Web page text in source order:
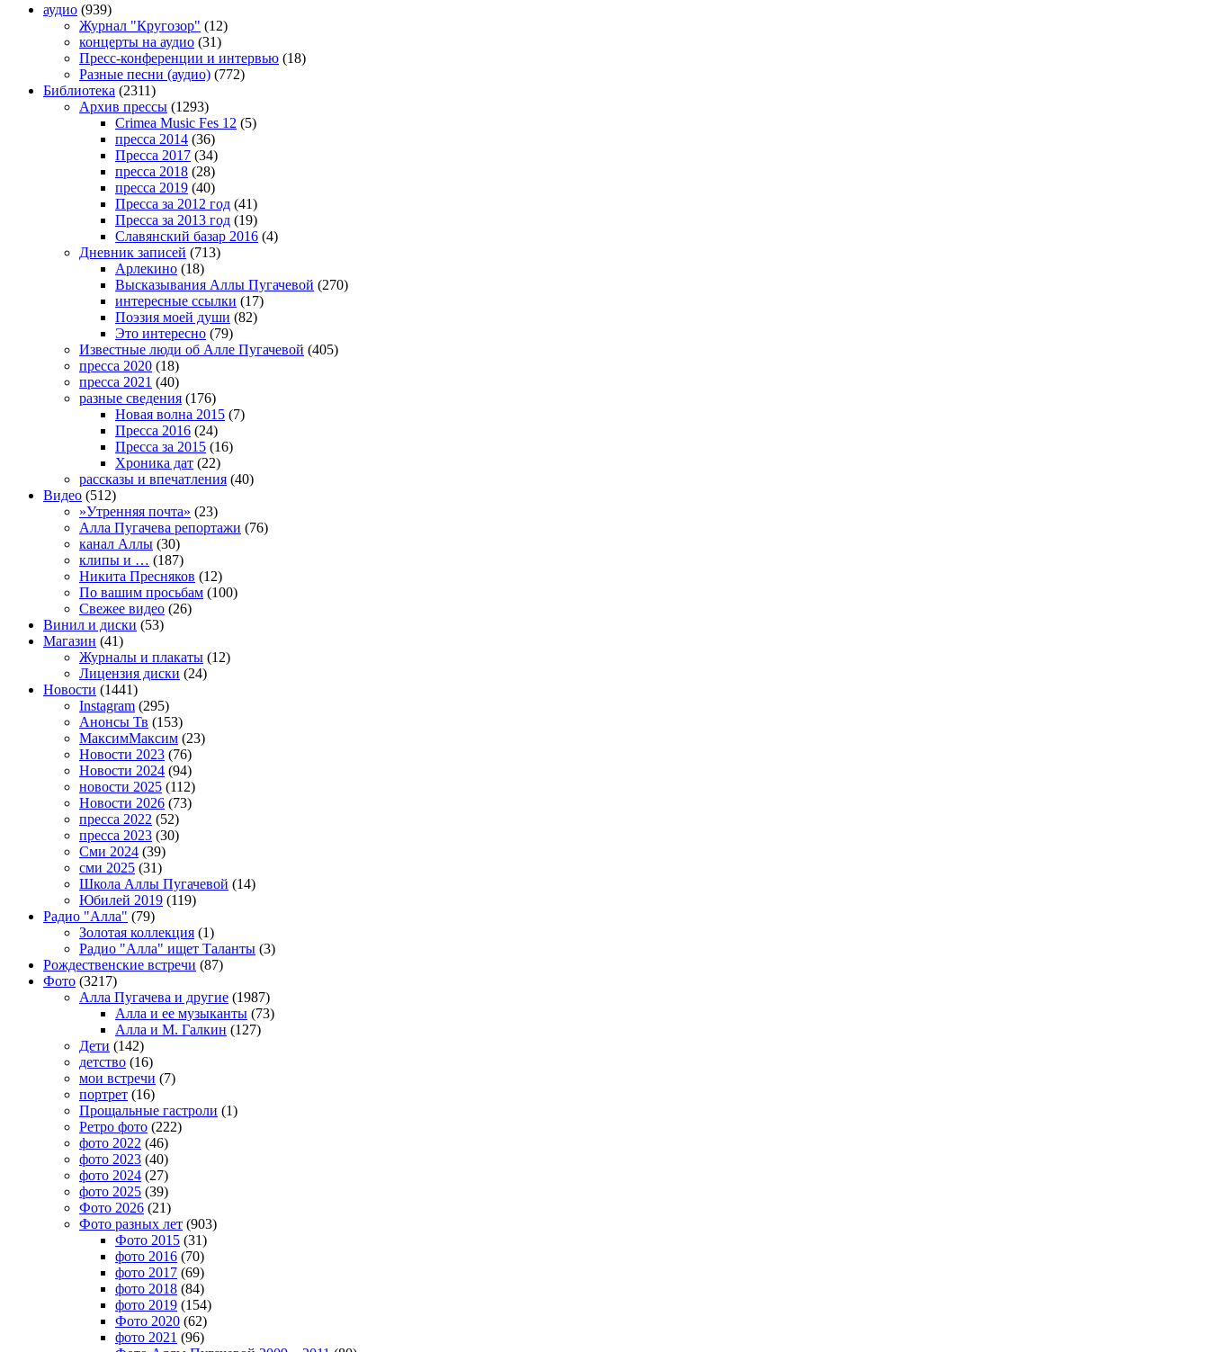
аудио (939)
Журнал "Кругозор" (12)
концерты на аудио (31)
Пресс-конференции и интервью (18)
Разные песни (аудио) (772)
Библиотека (2311)
Архив прессы (1293)
Crimea Music Fes 12 (5)
пресса 2014 (36)
Пресса 2017 (34)
пресса 2018 (28)
пресса 2019 (40)
Пресса за 2012 год (41)
Пресса за 2013 год (19)
Славянский базар 2016 (4)
Дневник записей (713)
Арлекино (18)
Высказывания Аллы Пугачевой (270)
интересные ссылки (17)
Поэзия моей души (82)
Это интересно (79)
Известные люди об Алле Пугачевой (405)
пресса 2020 (18)
пресса 2021 (40)
разные сведения (176)
Новая волна 2015 (7)
Пресса 2016 (24)
Пресса за 2015 (16)
Хроника дат (22)
рассказы и впечатления (40)
Видео (512)
»Утренняя почта» (23)
Алла Пугачева репортажи (76)
канал Аллы (30)
клипы и … (187)
Никита Пресняков (12)
По вашим просьбам (100)
Свежее видео (26)
Винил и диски (53)
Магазин (41)
Журналы и плакаты (12)
Лицензия диски (24)
Новости (1441)
Instagram (295)
Анонсы Тв (153)
МаксимМаксим (23)
Новости 2023 (76)
Новости 2024 (94)
новости 2025 (112)
Новости 2026 (73)
пресса 2022 (52)
пресса 2023 (30)
Сми 2024 (39)
сми 2025 (31)
Школа Аллы Пугачевой (14)
Юбилей 2019 (119)
Радио "Алла" (79)
Золотая коллекция (1)
Радио "Алла" ищет Таланты (3)
Рождественские встречи (87)
Фото (3217)
Алла Пугачева и другие (1987)
Алла и ее музыканты (73)
Алла и М. Галкин (127)
Дети (142)
детство (16)
мои встречи (7)
портрет (16)
Прощальные гастроли (1)
Ретро фото (222)
фото 2022 (46)
фото 2023 (40)
фото 2024 (27)
фото 2025 (39)
Фото 2026 (21)
Фото разных лет (903)
Фото 2015 (31)
фото 2016 (70)
фото 2017 (69)
фото 2018 (84)
фото 2019 (154)
Фото 2020 (62)
фото 2021 (96)